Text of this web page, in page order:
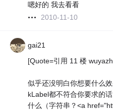
嗯好的 我去看看
2010-11-10
gai21
[Quote=引用 11 楼
似乎还没明白你想要什么
kLabel都不符合你要求的
什么（字符串？<a